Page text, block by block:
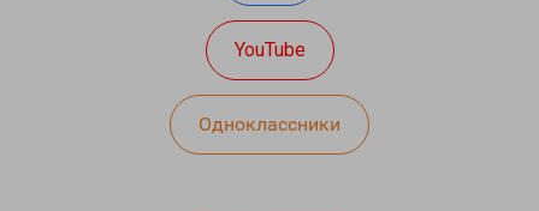
YouTube
Одноклассники